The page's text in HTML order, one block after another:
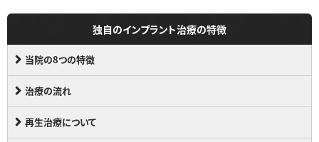
独自のインプラント治療の特徴
当院の8つの特徴
治療の流れ
再生治療について